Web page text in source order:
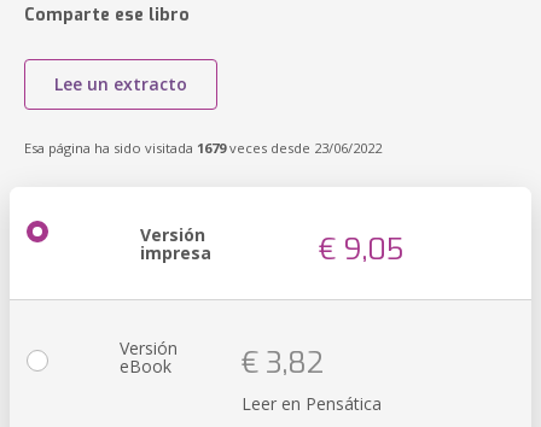
Comparte ese libro
Lee un extracto
Esa página ha sido visitada 1679veces desde 23/06/2022
Versión
impresa € 9,05
Versión
eBook € 3,82
Leer en Pensática